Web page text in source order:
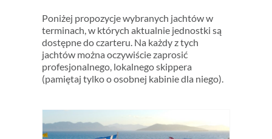
Poniżej propozycje wybranych jachtów w
terminach, w których aktualnie jednostki są
dostępne do czarteru. Na każdy z tych
jachtów można oczywiście zaprosić
profesjonalnego, lokalnego skippera
(pamiętaj tylko o osobnej kabinie dla niego).